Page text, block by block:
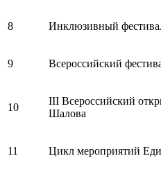
8 Инклюзивный
9 Всероссийский
10
III Всероссийский
Шалова
11 Цикл мероприятий